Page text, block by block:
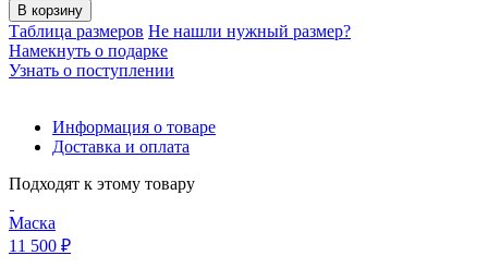
В корзину
Таблица размеров Не нашли нужный размер?
Намекнуть о подарке
Узнать о поступлении
Информация о товаре
Доставка и оплата
Подходят к этому товару
Маска
11 500 ₽